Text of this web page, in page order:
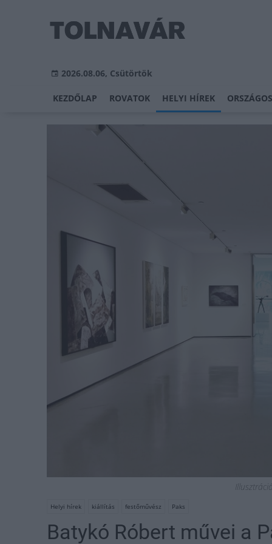
2026.08.06, Csütörtök
KEZDŐLAP ROVATOK HELYI HÍREK
Helyi hírek kiállítás festőművész Paks
Batykó Róbert művei a